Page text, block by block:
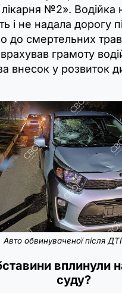
лікарня №2».
і не надала дорогу
до смертельних
грамоту
у розвиток
Авто обвинуваченої після
вплинули
суду?